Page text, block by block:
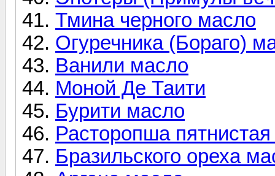
Тмина черного масло
Огуречника (Бораго)
Ванили масло
Моной Де Таити
Бурити масло
Расторопша
Бразильского ореха